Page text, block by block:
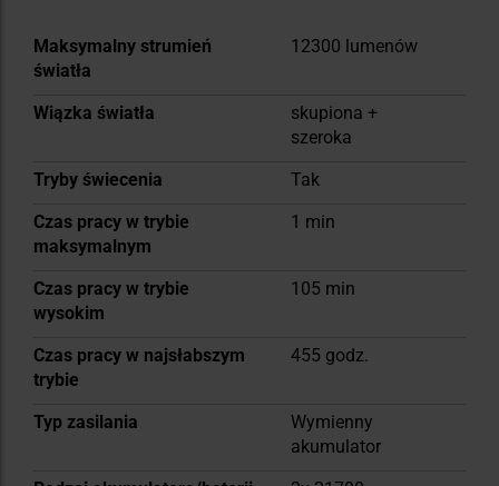
Więcej
informacji
Maksymalny strumień
światła
12300 lumenów
Wiązka światła
skupiona +
szeroka
Tryby świecenia
Tak
Czas pracy w trybie
maksymalnym
1 min
Czas pracy w trybie
wysokim
105 min
Czas pracy w najsłabszym
trybie
455 godz.
Typ zasilania
Wymienny
akumulator